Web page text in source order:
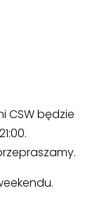
CSW będzie